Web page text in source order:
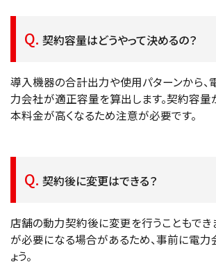
契約容量はどうやって決めるの？
導入機器の合計出力や使用パターンから
力会社が適正容量を算出します。契約容量
本料金が高くなるため注意が必要です。
契約後に変更はできる？
店舗の動力契約後に変更を行うこともでき
が必要になる場合があるため、事前に電力
ょう。